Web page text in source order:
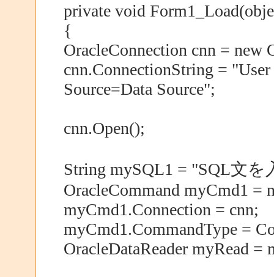
private void
{
OracleConnection cnn = new
cnn.ConnectionString =
Source=Data Source";
cnn.Open();
String mySQL1 = "SQL文を
OracleCommand myCmd1 =
myCmd1.Connection = cnn;
myCmd1.CommandType =
OracleDataReader myRead =